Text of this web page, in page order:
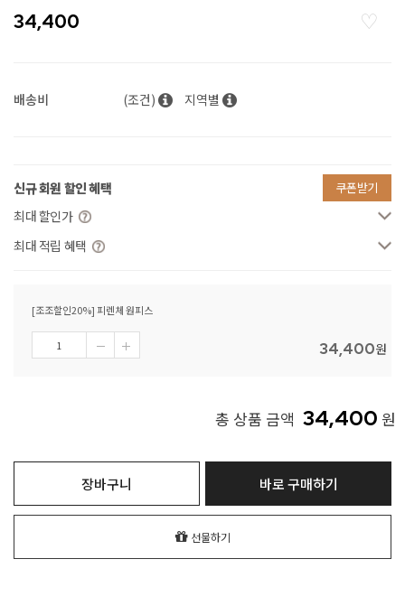
34,400
배송비 (조건) 지역별
신규 회원 할인 혜택 쿠폰받기
최대 할인가
최대 적립 혜택
[조조할인20%] 피렌체 원피스
34,400원
총 상품 금액 34,400 원
장바구니 바로 구매하기
선물하기